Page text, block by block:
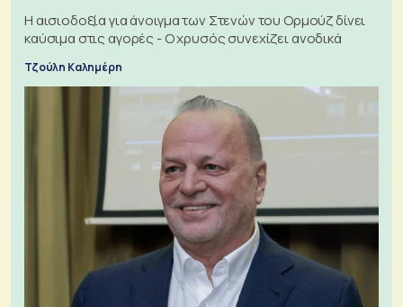
Η αισιοδοξία για άνοιγμα των Στενών του Ορμούζ δίνει
καύσιμα στις αγορές - Ο χρυσός συνεχίζει ανοδικά
Τζούλη Καλημέρη